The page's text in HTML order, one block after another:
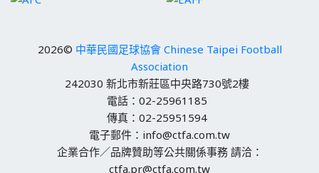
2026© 中華民國足球協會 Chinese Taipei Football
Association
242030 新北市新莊區中央路730號2樓
電話：02-25961185
傳真：02-25951594
電子郵件：info@ctfa.com.tw
企業合作／品牌贊助等公共關係事務 請洽：
ctfa.pr@ctfa.com.tw